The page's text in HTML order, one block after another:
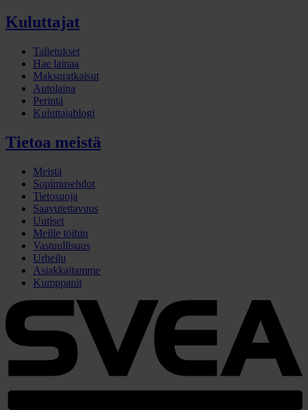
Kuluttajat
Talletukset
Hae lainaa
Maksuratkaisut
Autolaina
Perintä
Kuluttajablogi
Tietoa meistä
Meistä
Sopimusehdot
Tietosuoja
Saavutettavuus
Uutiset
Meille töihin
Vastuullisuus
Urheilu
Asiakkaitamme
Kumppanit